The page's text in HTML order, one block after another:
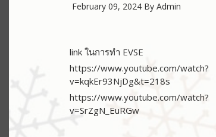
February 09, 2024 By Admin
link ในการทำ EVSE
https://www.youtube.com/watch?
v=kqkEr93NjDg&t=218s
https://www.youtube.com/watch?
v=SrZgN_EuRGw